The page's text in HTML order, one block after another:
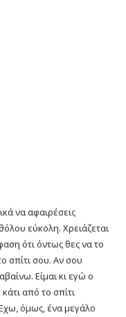
να αφαιρέσεις
εύκολη. Χρειάζεται
ότι όντως θες να το
σπίτι σου. Αν σου
Είμαι κι εγώ ο
από το σπίτι
όμως, ένα μεγάλο